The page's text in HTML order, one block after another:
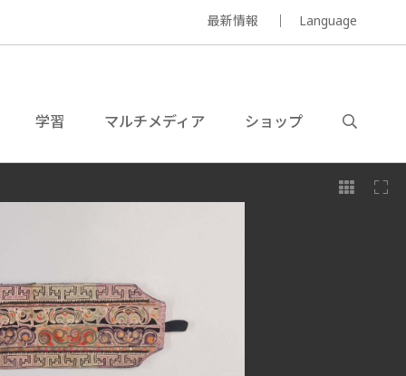
最新情報 Language
学習 マルチメディア ショップ